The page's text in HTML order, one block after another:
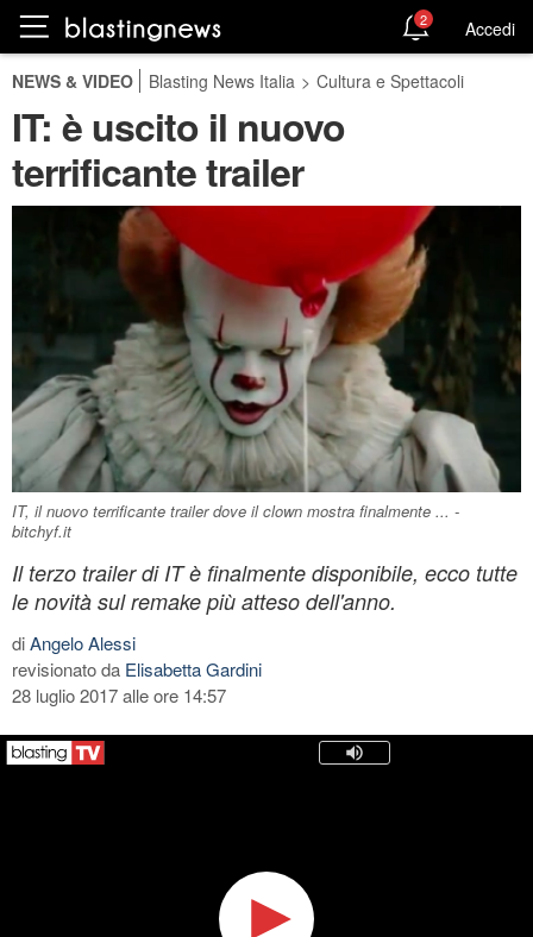
2 Accedi
NEWS & VIDEO Blasting News Italia > Cultura e Spettacoli
IT: è uscito il nuovo
terrificante trailer
IT, il nuovo terrificante trailer dove il clown mostra finalmente ... -
bitchyf.it
Il terzo trailer di IT è finalmente disponibile, ecco tutte
le novità sul remake più atteso dell'anno.
diAngelo Alessi
revisionato da Elisabetta Gardini
28 luglio 2017 alle ore 14:57